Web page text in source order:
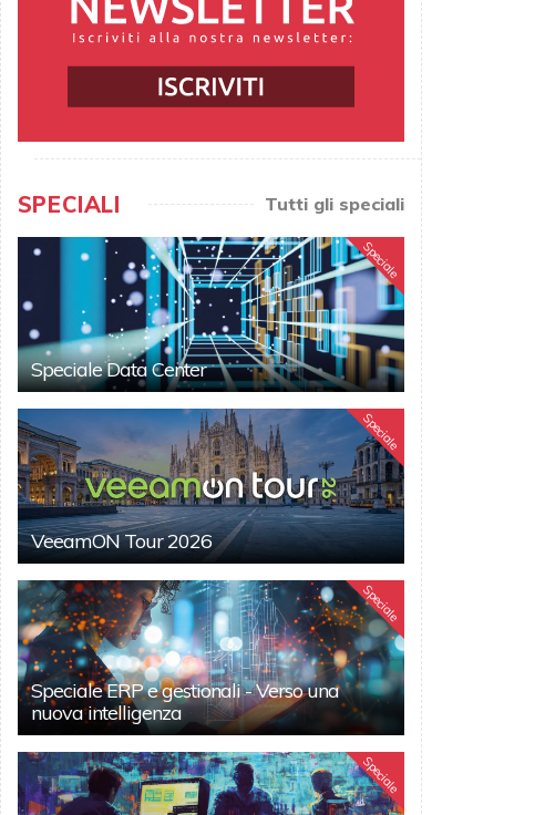
SPECIALI Tutti gli speciali
Speciale
Speciale Data Center
Speciale
VeeamON Tour 2026
Speciale
Speciale ERP e gestionali - Verso una
nuova intelligenza
Speciale